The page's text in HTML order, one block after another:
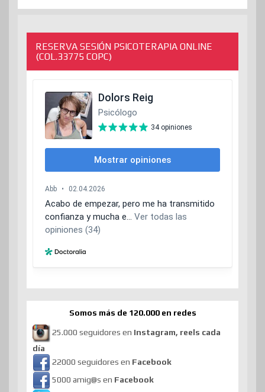
RESERVA SESIÓN PSICOTERAPIA ONLINE
(COL.33775 COPC)
Somos más de 120.000 en redes
25.000 seguidores en Instagram, reels cada
día
22000 seguidores en Facebook
5000 amig@s en Facebook